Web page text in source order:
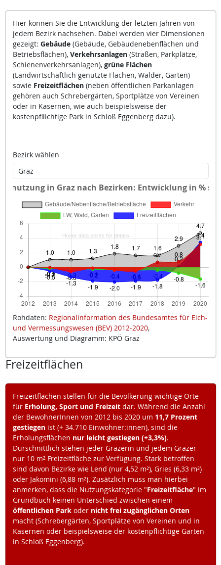
Hier können Sie die Entwicklung der letzten Jahren von
jedem Bezirk nachsehen. Dabei werden vier Dimensionen
gezeigt: Gebäude (Gebäude, Gebäudenebenflächen und
Betriebsflächen), Verkehrsanlagen (Straßen, Parkplätze,
Schienenverkehrsanlagen), grüne Flächen
(Landwirtschaftlich genutzte Flächen, Wälder, Gärten)
sowie Freizeitflächen (neben öffentlichen Parkanlagen
gehören auch Schrebergärten, Sportplätze von Vereinen
oder in Kasernen, wie auch beispielsweise der
kostenpfllichtige Park in Schloß Eggenberg dazu).
Bezirk wählen
Rohdaten: Regionalinformation des Bundesamtes für Eich-
und Vermessungswesen (BEV) 2012-2020,
Auswertung und Diagramm: KPÖ Graz
Freizeitflächen
Freizeitflächen stellen für die Bevölkerung wichtige Orte
für Erholung, Sport und Freizeitdar. Während die Anzahl
der BewohnerInnen von 2012 bis 2020 um 11,7 Prozent
gestiegenist (+ 34.710 Einwohner:innen), sind die
Erholungsflächen nur leicht gestiegen (+3,3%).
Durschnittlich stehen jeder Grazerin und jedem Grazer
nur 10 m² Freizeitfläche zur Verfügung. Stark betroffen
sind davon Bezirke wie Lend (nur 4,52 m²), Gries (6,33 m²)
oder Jakomini (6,88 m²). Zusätzlich muss man hierbei
anmerken, dass die Nutzungskategorie "Freizeitfläche" im
Grundbuch keinen Unterschied zwischen einem
öffentlichen Parkoder nicht frei zugänglichen Orten
macht (Schrebergärten, Sportplätze von Vereinen und in
Kasernen oder beispielsweise der kostenpflichtige Garten
in Schloß Eggenberg).